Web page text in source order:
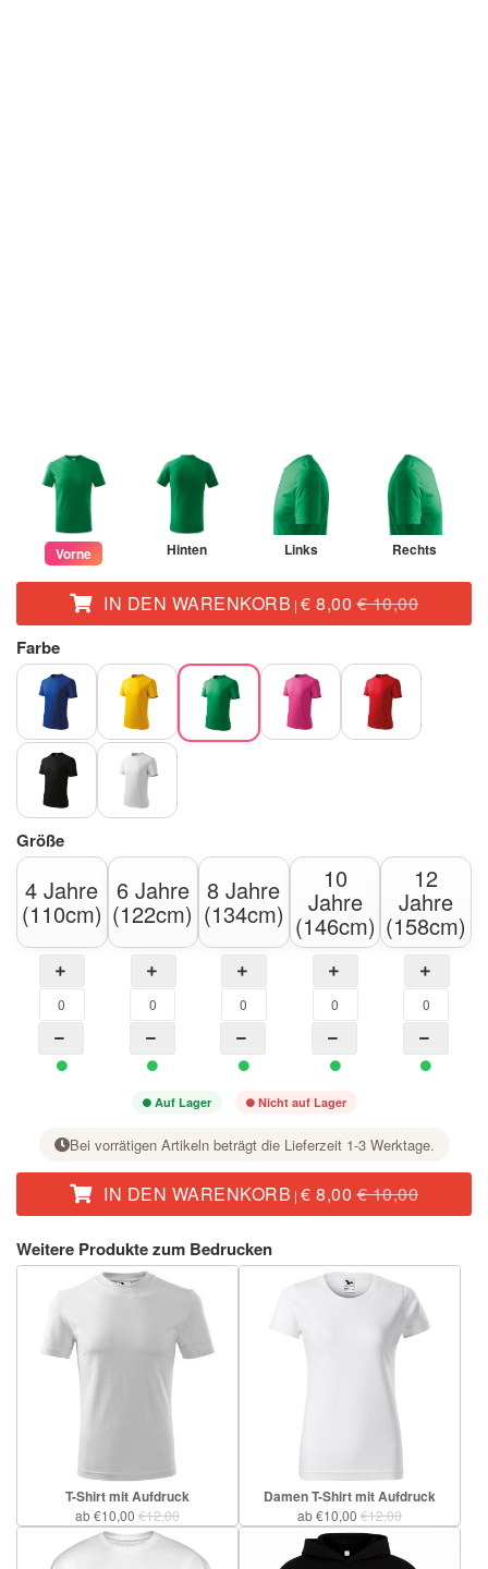
Vorne Hinten Links Rechts
IN DEN WARENKORB | € 8,00€ 10,00
Farbe
Größe
4 Jahre
(110cm)
6 Jahre
(122cm)
8 Jahre
(134cm)
10
Jahre
(146cm)
12
Jahre
(158cm)
Auf Lager Nicht auf Lager
Bei vorrätigen Artikeln beträgt die Lieferzeit 1-3 Werktage.
IN DEN WARENKORB | € 8,00€ 10,00
Weitere Produkte zum Bedrucken
T-Shirt mit Aufdruck
ab €10,00 €12,00
Damen T-Shirt mit Aufdruck
ab €10,00 €12,00